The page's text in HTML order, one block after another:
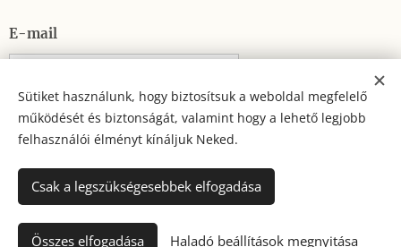
E-mail
KÜLDÉS
Mindent jogfenntartva SolTours Kft 2026
Sütiket használunk, hogy biztosítsuk a weboldal megfelelő
működését és biztonságát, valamint hogy a lehető legjobb
felhasználói élményt kínáljuk Neked.
Csak a legszükségesebbek elfogadása
Összes elfogadása Haladó beállítások megnyitása